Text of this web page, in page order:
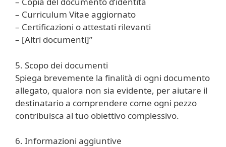
– Curriculum Vitae aggiornato
– Certificazioni o attestati rilevanti
– [Altri documenti]”
5. Scopo dei documenti
Spiega brevemente la finalità di ogni documento
allegato, qualora non sia evidente, per aiutare il
destinatario a comprendere come ogni pezzo
contribuisca al tuo obiettivo complessivo.
6. Informazioni aggiuntive